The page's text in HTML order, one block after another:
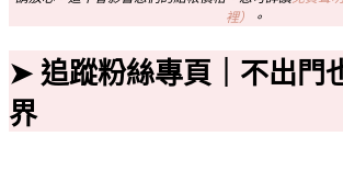
裡）
。
➤ 追蹤粉絲專頁｜不出門
界